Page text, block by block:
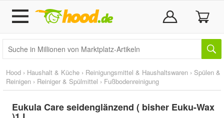
Hood › Haushalt & Küche › Reinigungsmittel & Haushaltswaren › Spülen &
Reinigen › Reiniger & Spülmittel › Fußbodenreinigung
Eukula Care seidenglänzend ( bisher Euku-Wax